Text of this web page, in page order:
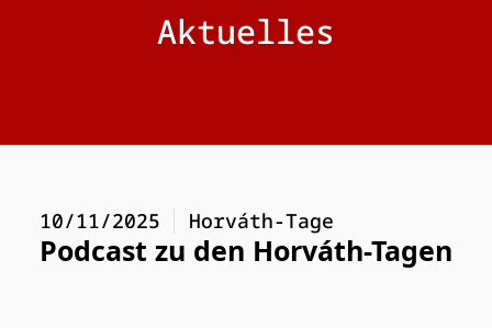
Aktuelles
10/11/2025 Horváth-Tage
Podcast zu den Horváth-Tagen